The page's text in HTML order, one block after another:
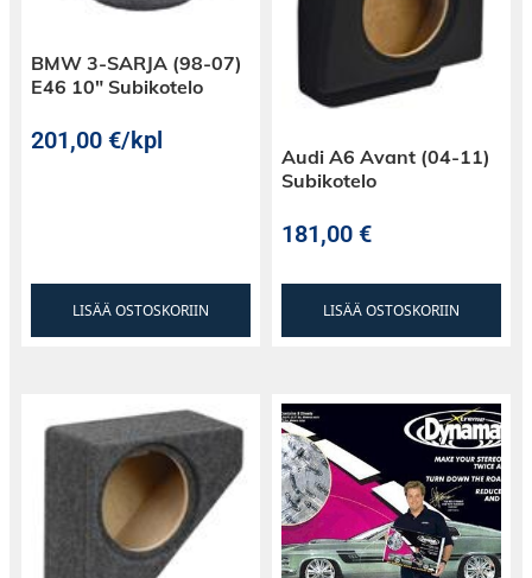
BMW 3-SARJA (98-07)
E46 10″ Subikotelo
201,00€/kpl
LISÄÄ OSTOSKORIIN
Audi A6 Avant (04-11)
Subikotelo
181,00€
LISÄÄ OSTOSKORIIN